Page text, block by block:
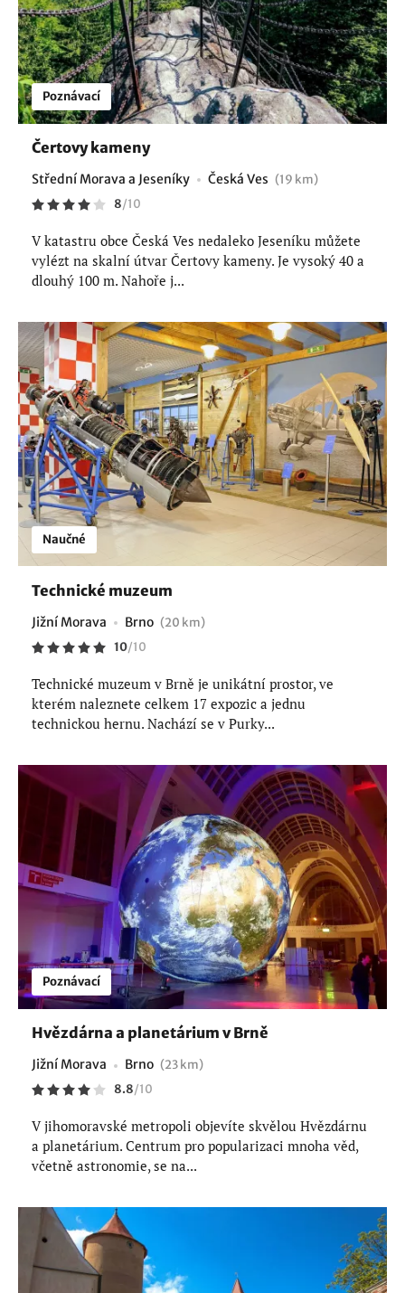
Poznávací
Čertovy kameny
Střední Morava a Jeseníky Česká Ves (19 km)
8/10
V katastru obce Česká Ves nedaleko Jeseníku můžete
vylézt na skalní útvar Čertovy kameny. Je vysoký 40 a
dlouhý 100 m. Nahoře j...
Naučné
Technické muzeum
Jižní Morava Brno (20 km)
10/10
Technické muzeum v Brně je unikátní prostor, ve
kterém naleznete celkem 17 expozic a jednu
technickou hernu. Nachází se v Purky...
Poznávací
Hvězdárna a planetárium v Brně
Jižní Morava Brno (23 km)
8.8/10
V jihomoravské metropoli objevíte skvělou Hvězdárnu
a planetárium. Centrum pro popularizaci mnoha věd,
včetně astronomie, se na...